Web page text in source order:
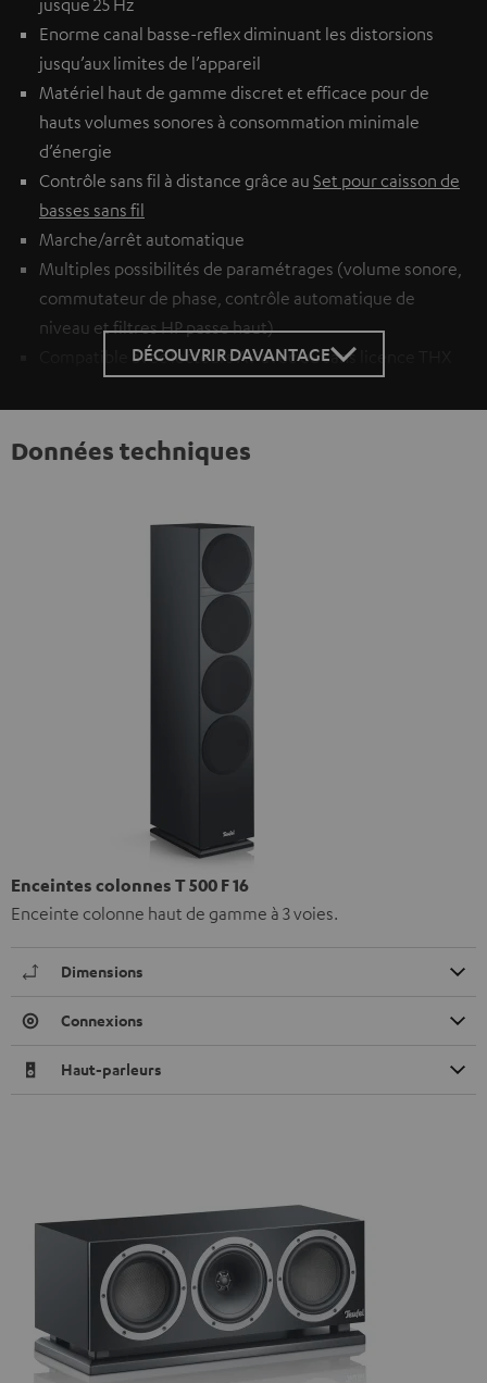
jusque 25 Hz
Enorme canal basse-reflex diminuant les distorsions
jusqu’aux limites de l’appareil
Matériel haut de gamme discret et efficace pour de
hauts volumes sonores à consommation minimale
d’énergie
Contrôle sans fil à distance grâce au Set pour caisson de
basses sans fil
Marche/arrêt automatique
Multiples possibilités de paramétrages (volume sonore,
commutateur de phase, contrôle automatique de
niveau et filtres HP passe haut)
Compatible avec lecteurs AV avec ou sans licence THX
DÉCOUVRIR DAVANTAGE
Données techniques
Enceintes colonnes T 500 F 16
Enceinte colonne haut de gamme à 3 voies.
Dimensions
Connexions
Haut-parleurs